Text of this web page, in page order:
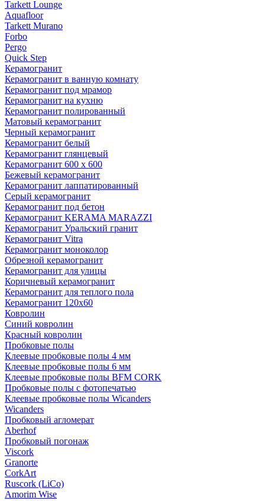
Tarkett Lounge
Aquafloor
Tarkett Murano
Forbo
Pergo
Quick Step
Керамогранит
Керамогранит в ванную комнату
Керамогранит под мрамор
Керамогранит на кухню
Керамогранит полированный
Матовый керамогранит
Черный керамогранит
Керамогранит белый
Керамогранит глянцевый
Керамогранит 600 х 600
Бежевый керамогранит
Керамогранит лаппатированный
Серый керамогранит
Керамогранит под бетон
Керамогранит KERAMA MARAZZI
Керамогранит Уральский гранит
Керамогранит Vitra
Керамогранит моноколор
Обрезной керамогранит
Керамогранит для улицы
Коричневый керамогранит
Керамогранит для теплого пола
Керамогранит 120х60
Ковролин
Синий ковролин
Красный ковролин
Пробковые полы
Клеевые пробковые полы 4 мм
Клеевые пробковые полы 6 мм
Клеевые пробковые полы BFM CORK
Пробковые полы с фотопечатью
Клеевые пробковые полы Wicanders
Wicanders
Пробковый агломерат
Aberhof
Пробковый погонаж
Viscork
Granorte
CorkArt
Ruscork (LiCo)
Amorim Wise